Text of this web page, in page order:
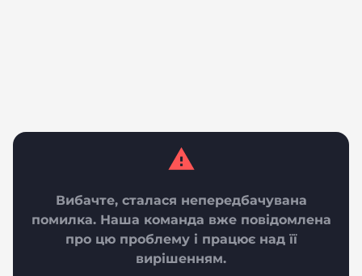
Вибачте, сталася непередбачувана
помилка. Наша команда вже повідомлена
про цю проблему і працює над її
вирішенням.